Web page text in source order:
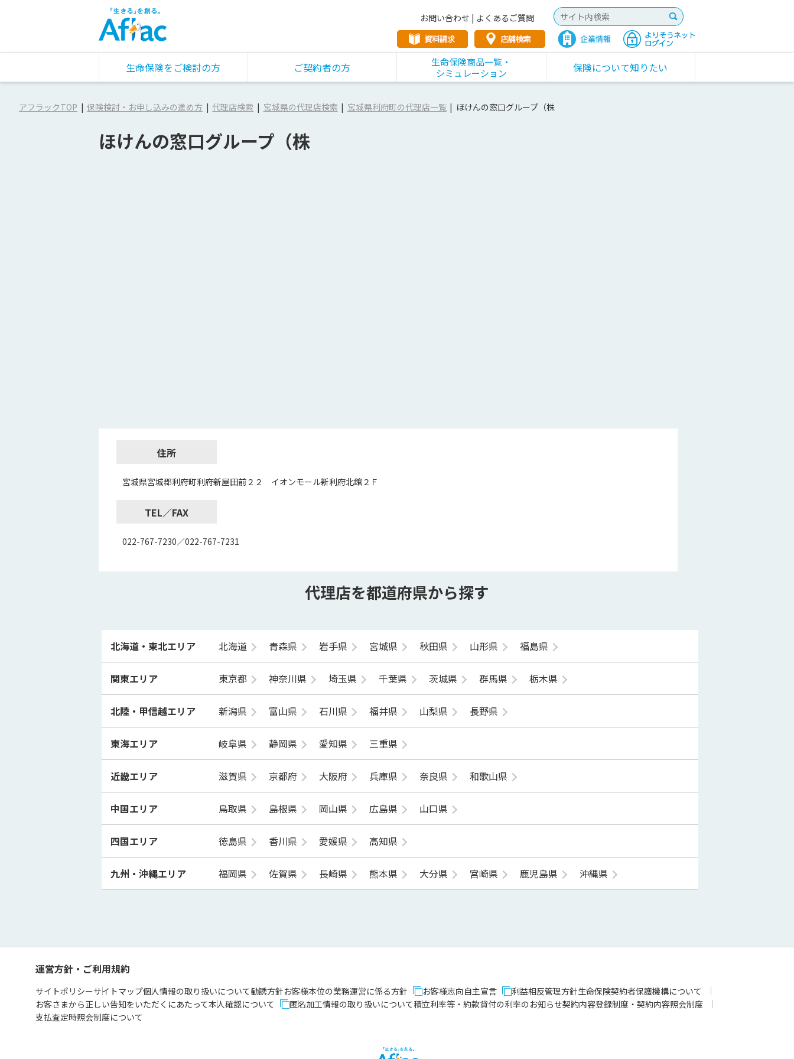
お問い合わせ | よくあるご質問
生命保険をご検討の方 ご契約者の方
生命保険商品一覧・
シミュレーション
保険について知りたい
アフラックTOP 保険検討・お申し込みの進め方 代理店検索 宮城県の代理店検索 宮城県利府町の代理店一覧 ほけんの窓口グループ（株
ほけんの窓口グループ（株
住所
宮城県宮城郡利府町利府新屋田前２２ イオンモール新利府北館２Ｆ
TEL／FAX
022-767-7230／022-767-7231
代理店を都道府県から探す
北海道・東北エリア 北海道 青森県 岩手県 宮城県 秋田県 山形県 福島県
関東エリア 東京都 神奈川県 埼玉県 千葉県 茨城県 群馬県 栃木県
北陸・甲信越エリア 新潟県 富山県 石川県 福井県 山梨県 長野県
東海エリア 岐阜県 静岡県 愛知県 三重県
近畿エリア 滋賀県 京都府 大阪府 兵庫県 奈良県 和歌山県
中国エリア 鳥取県 島根県 岡山県 広島県 山口県
四国エリア 徳島県 香川県 愛媛県 高知県
九州・沖縄エリア 福岡県 佐賀県 長崎県 熊本県 大分県 宮崎県 鹿児島県 沖縄県
運営方針・ご利用規約
サイトポリシーサイトマップ個人情報の取り扱いについて勧誘方針お客様本位の業務運営に係る方針 お客様志向自主宣言 利益相反管理方針生命保険契約者保護機構について
お客さまから正しい告知をいただくにあたって本人確認について 匿名加工情報の取り扱いについて積立利率等・約款貸付の利率のお知らせ契約内容登録制度・契約内容照会制度
支払査定時照会制度について